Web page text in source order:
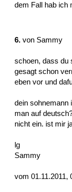
dem Fall hab ich
6. von Sammy
schoen, dass du
gesagt schon
eben vor und
dein sohnemann
man auf
nicht ein. ist mir
lg
Sammy
vom 01.11.2011,